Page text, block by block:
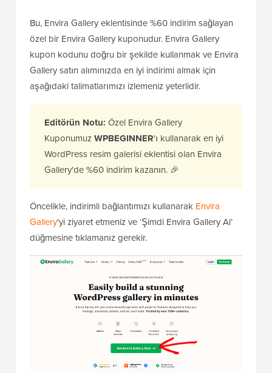
Bu, Envira Gallery eklentisinde %60 indirim sağlayan
özel bir Envira Gallery kuponudur. Envira Gallery
kupon kodunu doğru bir şekilde kullanmak ve Envira
Gallery satın alımınızda en iyi indirimi almak için
aşağıdaki talimatlarımızı izlemeniz yeterlidir.
Editörün Notu: Özel Envira Gallery
KuponumuzWPBEGINNER'ı kullanarak en iyi
WordPress resim galerisi eklentisi olan Envira
Gallery'de %60 indirim kazanın. 🎉
Öncelikle, indirimli bağlantımızı kullanarak Envira
Gallery'yi ziyaret etmeniz ve ‘Şimdi Envira Gallery Al’
düğmesine tıklamanız gerekir.